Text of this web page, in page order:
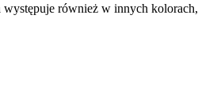
występuje również w innych kolorach,